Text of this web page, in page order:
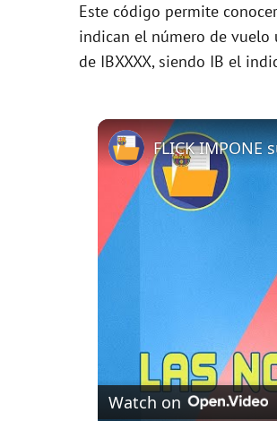
Este código permite
indican el número de vuelo
de IBXXXX, siendo IB el
Watch on